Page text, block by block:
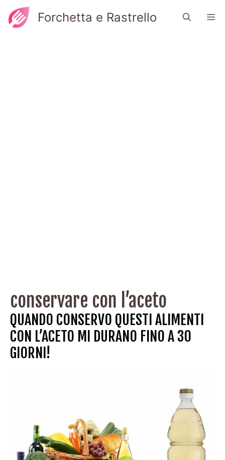
contenuto
Forchetta e Rastrello
conservare con l’aceto
QUANDO CONSERVO QUESTI ALIMENTI
CON L’ACETO MI DURANO FINO A 30
GIORNI!